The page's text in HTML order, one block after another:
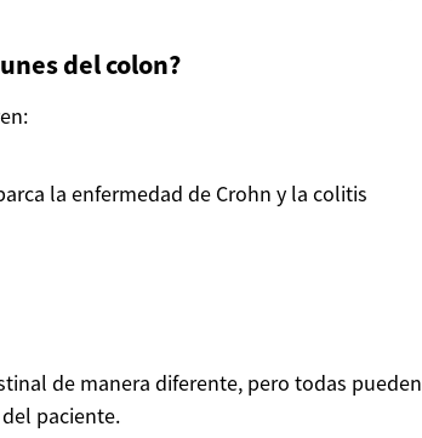
del colon?
la enfermedad de Crohn y la colitis
de manera diferente, pero todas pueden
paciente.